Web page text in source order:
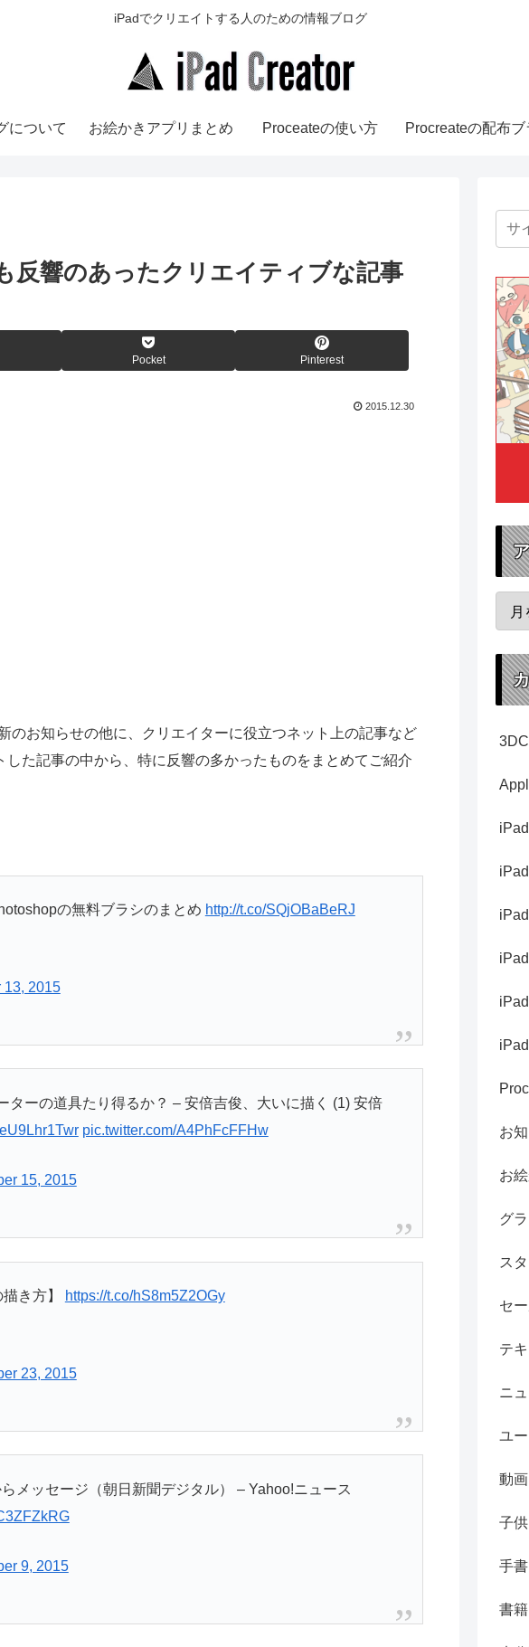
iPadでクリエイトする人のための情報ブログ
について お絵かきアプリまとめ Proceateの使い方 Procreateの配布ブ
反響のあったクリエイティブな記事
Pocket Pinterest
2015.12.30
のお知らせの他に、クリエイターに役立つネット上の記事など
た記事の中から、特に反響の多かったものをまとめてご紹介
の無料ブラシのまとめ http://t.co/SQjOBaBeRJ
13, 2015
ーの道具たり得るか？ – 安倍吉俊、大いに描く (1) 安倍
pic.twitter.com/A4PhFcFFHw
15, 2015
き方】
https://t.co/hS8m5Z2OGy
23, 2015
メッセージ（朝日新聞デジタル） – Yahoo!ニュース
9, 2015
お
お
グ
ス
セ
テ
ニ
ユ
動画
子
手
書籍